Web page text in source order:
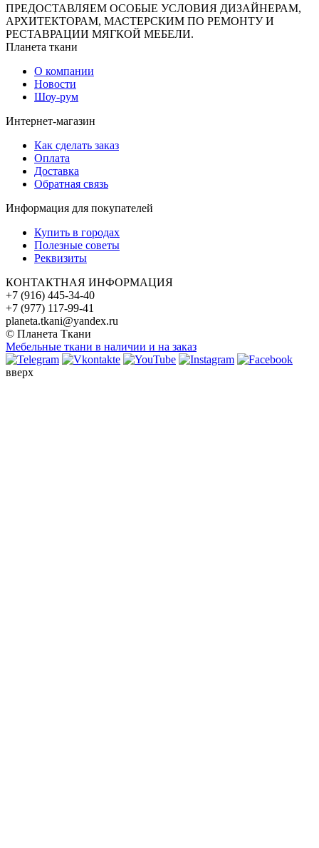
ПРЕДОСТАВЛЯЕМ ОСОБЫЕ УСЛОВИЯ ДИЗАЙНЕРАМ,
АРХИТЕКТОРАМ, МАСТЕРСКИМ ПО РЕМОНТУ И
РЕСТАВРАЦИИ МЯГКОЙ МЕБЕЛИ.
Планета ткани
О компании
Новости
Шоу-рум
Интернет-магазин
Как сделать заказ
Оплата
Доставка
Обратная связь
Информация для покупателей
Купить в городах
Полезные советы
Реквизиты
КОНТАКТНАЯ ИНФОРМАЦИЯ
+7 (916) 445-34-40
+7 (977) 117-99-41
planeta.tkani@yandex.ru
© Планета Ткани
Мебельные ткани в наличии и на заказ
вверх